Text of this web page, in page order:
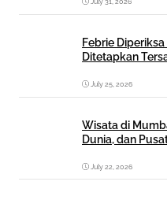
July 31, 2026
Febrie
Ditetapkan
July 25, 2026
Wisata di
Dunia, dan
July 22, 2026